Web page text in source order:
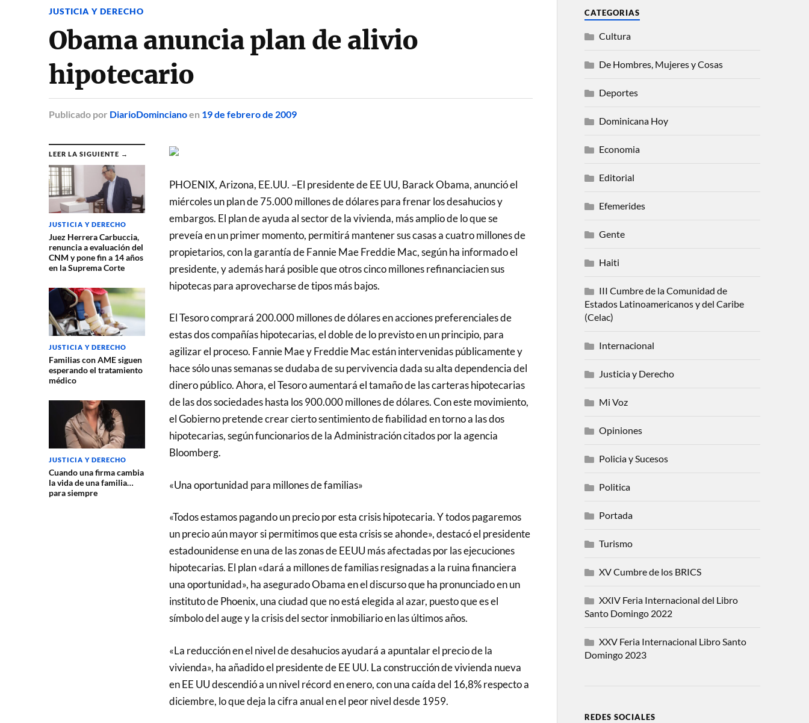
JUSTICIA Y DERECHO
Obama anuncia plan de alivio
hipotecario
Publicado por DiarioDomincianoen 19 de febrero de 2009
LEER LA SIGUIENTE →
JUSTICIA Y DERECHO
Juez Herrera Carbuccia,
renuncia a evaluación del
CNM y pone fin a 14 años
en la Suprema Corte
JUSTICIA Y DERECHO
Familias con AME siguen
esperando el tratamiento
médico
JUSTICIA Y DERECHO
Cuando una firma cambia
la vida de una familia…
para siempre
PHOENIX, Arizona, EE.UU. –El presidente de EE UU, Barack Obama, anunció el
miércoles un plan de 75.000 millones de dólares para frenar los desahucios y
embargos. El plan de ayuda al sector de la vivienda, más amplio de lo que se
preveía en un primer momento, permitirá mantener sus casas a cuatro millones de
propietarios, con la garantía de Fannie Mae Freddie Mac, según ha informado el
presidente, y además hará posible que otros cinco millones refinanciacien sus
hipotecas para aprovecharse de tipos más bajos.
El Tesoro comprará 200.000 millones de dólares en acciones preferenciales de
estas dos compañías hipotecarias, el doble de lo previsto en un principio, para
agilizar el proceso. Fannie Mae y Freddie Mac están intervenidas públicamente y
hace sólo unas semanas se dudaba de su pervivencia dada su alta dependencia del
dinero público. Ahora, el Tesoro aumentará el tamaño de las carteras hipotecarias
de las dos sociedades hasta los 900.000 millones de dólares. Con este movimiento,
el Gobierno pretende crear cierto sentimiento de fiabilidad en torno a las dos
hipotecarias, según funcionarios de la Administración citados por la agencia
Bloomberg.
«Una oportunidad para millones de familias»
«Todos estamos pagando un precio por esta crisis hipotecaria. Y todos pagaremos
un precio aún mayor si permitimos que esta crisis se ahonde», destacó el presidente
estadounidense en una de las zonas de EEUU más afectadas por las ejecuciones
hipotecarias. El plan «dará a millones de familias resignadas a la ruina financiera
una oportunidad», ha asegurado Obama en el discurso que ha pronunciado en un
instituto de Phoenix, una ciudad que no está elegida al azar, puesto que es el
símbolo del auge y la crisis del sector inmobiliario en las últimos años.
«La reducción en el nivel de desahucios ayudará a apuntalar el precio de la
vivienda», ha añadido el presidente de EE UU. La construcción de vivienda nueva
en EE UU descendió a un nivel récord en enero, con una caída del 16,8% respecto a
diciembre, lo que deja la cifra anual en el peor nivel desde 1959.
CATEGORIAS
Cultura
De Hombres, Mujeres y Cosas
Deportes
Dominicana Hoy
Economia
Editorial
Efemerides
Gente
Haiti
III Cumbre de la Comunidad de
Estados Latinoamericanos y del Caribe
(Celac)
Internacional
Justicia y Derecho
Mi Voz
Opiniones
Policia y Sucesos
Politica
Portada
Turismo
XV Cumbre de los BRICS
XXIV Feria Internacional del Libro
Santo Domingo 2022
XXV Feria Internacional Libro Santo
Domingo 2023
REDES SOCIALES